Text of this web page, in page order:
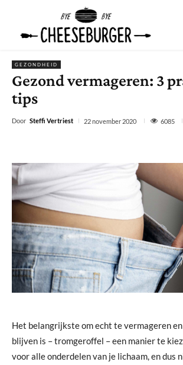
GEZONDHEID
Gezond vermageren: 3
tips
Door Steffi Vertriest 22 november 2020 6085
Het belangrijkste om echt te vermageren
blijven is – tromgeroffel – een manier te
voor alle onderdelen van je lichaam, en dus